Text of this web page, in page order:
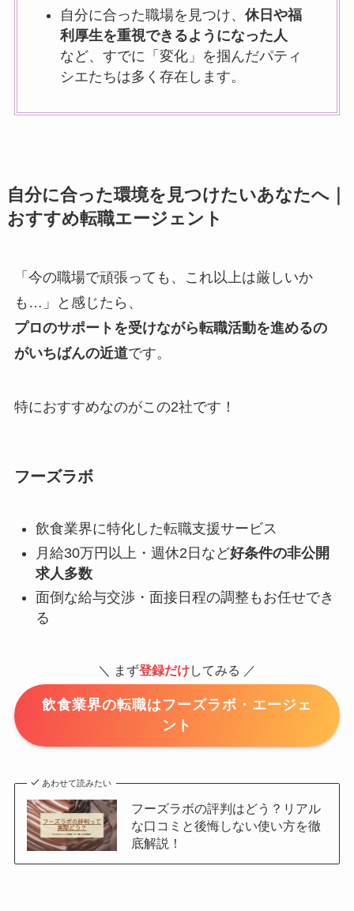
自分に合った職場を見つけ、 休日や福
利厚生を重視できるようになった人
など、すでに「変化」を掴んだパティ
シエたちは多く存在します。
自分に合った環境を見つけたいあなたへ｜
おすすめ転職エージェント
「今の職場で頑張っても、これ以上は厳しいか
も…」と感じたら、
プロのサポートを受けながら転職活動を進めるの
がいちばんの近道です。
特におすすめなのがこの2社です！
フーズラボ
飲食業界に特化した転職支援サービス
月給30万円以上・週休2日など好条件の非公開
求人多数
面倒な給与交渉・面接日程の調整もお任せでき
る
＼ まず登録だけしてみる ／
飲食業界の転職はフーズラボ・エージェ
ント
あわせて読みたい
フーズラボの評判はどう？リアル
な口コミと後悔しない使い方を徹
底解説！